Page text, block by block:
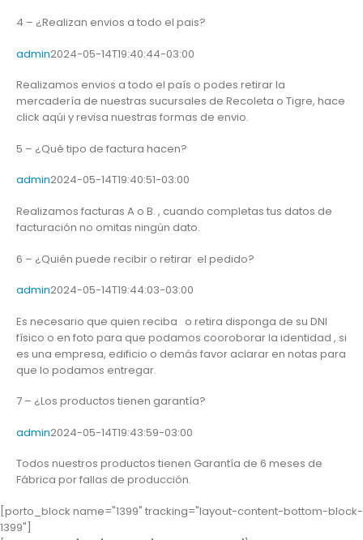
4 – ¿Realizan envios a todo el pais?
admin2024-05-14T19:40:44-03:00
Realizamos envios a todo el país o podes retirar la
mercadería de nuestras sucursales de Recoleta o Tigre, hace
click aqúi y revisa nuestras formas de envio.
5 – ¿Qué tipo de factura hacen?
admin2024-05-14T19:40:51-03:00
Realizamos facturas A o B. , cuando completas tus datos de
facturación no omitas ningún dato.
6 – ¿Quién puede recibir o retirar el pedido?
admin2024-05-14T19:44:03-03:00
Es necesario que quien reciba o retira disponga de su DNI
físico o en foto para que podamos cooroborar la identidad , si
es una empresa, edificio o demás favor aclarar en notas para
que lo podamos entregar.
7 – ¿Los productos tienen garantía?
admin2024-05-14T19:43:59-03:00
Todos nuestros productos tienen Garantía de 6 meses de
Fábrica por fallas de producción.
[porto_block name="1399" tracking="layout-content-bottom-block-
1399"]